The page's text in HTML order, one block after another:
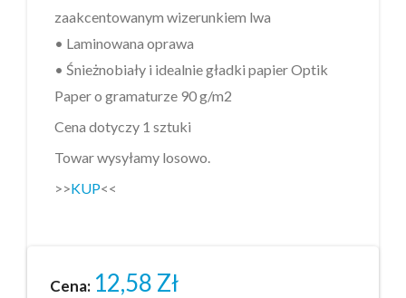
zaakcentowanym wizerunkiem lwa
• Laminowana oprawa
• Śnieżnobiały i idealnie gładki papier Optik
Paper o gramaturze 90 g/m2
Cena dotyczy 1 sztuki
Towar wysyłamy losowo.
>>KUP<<
Cena: 12,58 Zł